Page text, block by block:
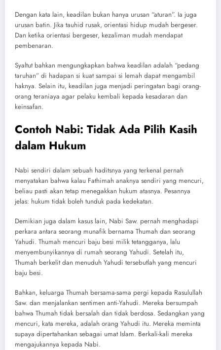
Dengan kata lain, keadilan bukan hanya urusan “aturan”. Ia juga
urusan batin. Jika tauhid rusak, orientasi hidup mudah bergeser.
Dan ketika orientasi bergeser, kezaliman mudah mendapat
pembenaran.
Syaltut bahkan mengungkapkan bahwa keadilan adalah “pedang
taruhan” di hadapan si kuat sampai si lemah dapat mengambil
haknya. Selain itu, keadilan juga menjadi peringatan bagi orang-
orang teraniaya agar pelaku kembali kepada kesadaran dan
keinsafan.
Contoh Nabi: Tidak Ada Pilih Kasih
dalam Hukum
Nabi sendiri dalam sebuah haditsnya yang terkenal pernah
menyatakan bahwa kalau Fathimah anaknya sendiri yang mencuri,
beliau pasti akan tetap menegakkan hukum atasnya. Pesannya
jelas: hukum tidak boleh tunduk pada kedekatan.
Demikian juga dalam kasus lain, Nabi Saw. pernah menghadapi
perkara antara seorang munafik bernama Thumah dan seorang
Yahudi. Thumah mencuri baju besi milik tetangganya, lalu
menyembunyikannya di rumah seorang Yahudi. Setelah itu,
Thumah berkelit dan menuduh Yahudi tersebutlah yang mencuri
baju besi.
Bahkan, keluarga Thumah bersama-sama pergi kepada Rasulullah
Saw. dan menjalankan sentimen anti-Yahudi. Mereka bersumpah
bahwa Thumah tidak bersalah dan tidak berdosa. Sedangkan yang
mencuri, kata mereka, adalah orang Yahudi itu. Mereka meminta
supaya dipertahankan sebagai umat Islam. Berkali-kali mereka
mengajukannya kepada Nabi.